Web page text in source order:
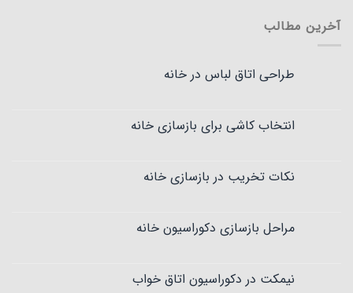
آخرین مطالب
طراحی اتاق لباس در خانه
انتخاب کاشی برای بازسازی خانه
نکات تخریب در بازسازی خانه
مراحل بازسازی دکوراسیون خانه
نیمکت در دکوراسیون اتاق خواب